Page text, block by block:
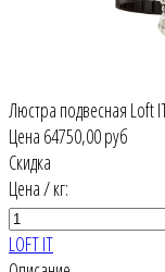
Люстра подвесная Loft
Цена 64750,00 руб
Скидка
Цена / кг:
LOFT IT